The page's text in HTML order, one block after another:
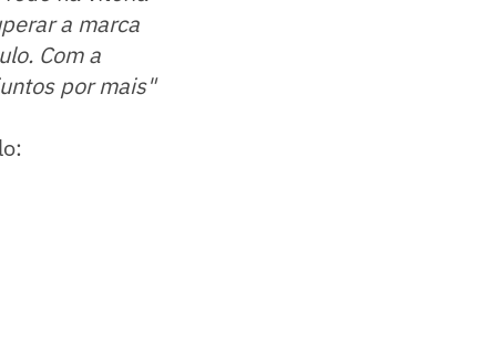
a marca
Com a
por mais"